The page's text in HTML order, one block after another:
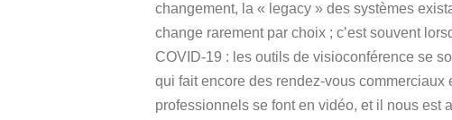
changement, la « legacy » des systèmes
change rarement par choix ; c’est souvent
COVID-19 : les outils de visioconférence se
qui fait encore des rendez-vous
professionnels se font en vidéo, et il nous est